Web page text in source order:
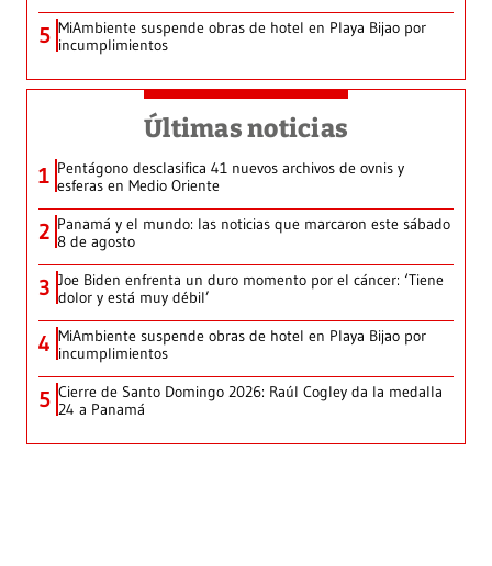
5 MiAmbiente suspende obras de hotel en Playa Bijao por
incumplimientos
Últimas noticias
1 Pentágono desclasifica 41 nuevos archivos de ovnis y
esferas en Medio Oriente
2 Panamá y el mundo: las noticias que marcaron este sábado
8 de agosto
3 Joe Biden enfrenta un duro momento por el cáncer: ‘Tiene
dolor y está muy débil’
4 MiAmbiente suspende obras de hotel en Playa Bijao por
incumplimientos
5 Cierre de Santo Domingo 2026: Raúl Cogley da la medalla
24 a Panamá